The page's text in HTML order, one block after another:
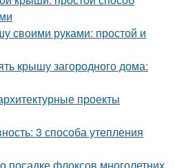
своими руками: простой и
крышу загородного дома:
проекты
3 способа утепления